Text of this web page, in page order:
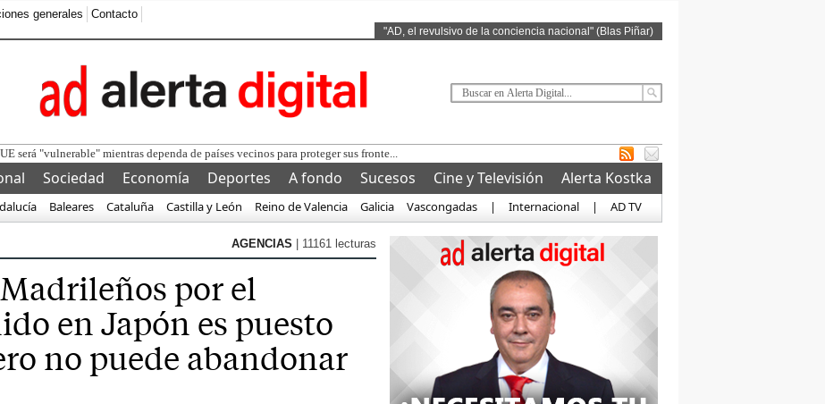
generales Contacto
"AD, el revulsivo de la conciencia nacional" (Blas Piñar)
será "vulnerable" mientras dependa de países vecinos para proteger sus fronte...
Sociedad Economía Deportes A fondo Sucesos Cine y Televisión
Alerta Kostka
Baleares Cataluña Castilla y León Reino de Valencia Galicia Vascongadas | Internacional | AD TV
AGENCIAS | 11161 lecturas
por el
en Japón es puesto
no puede abandonar